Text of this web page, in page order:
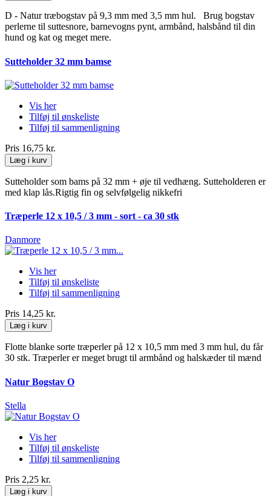
D - Natur træbogstav på 9,3 mm med 3,5 mm hul. Brug bogstav
perlerne til suttesnore, barnevogns pynt, armbånd, halsbånd til din
hund og kat og meget mere.
Sutteholder 32 mm bamse
Vis her
Tilføj til ønskeliste
Tilføj til sammenligning
Pris 16,75 kr.
Læg i kurv
Sutteholder som bams på 32 mm + øje til vedhæng. Sutteholderen er
med klap lås.Rigtig fin og selvfølgelig nikkefri
Træperle 12 x 10,5 / 3 mm - sort - ca 30 stk
Danmore
Vis her
Tilføj til ønskeliste
Tilføj til sammenligning
Pris 14,25 kr.
Læg i kurv
Flotte blanke sorte træperler på 12 x 10,5 mm med 3 mm hul, du får
30 stk. Træperler er meget brugt til armbånd og halskæder til mænd
Natur Bogstav O
Stella
Vis her
Tilføj til ønskeliste
Tilføj til sammenligning
Pris 2,25 kr.
Læg i kurv